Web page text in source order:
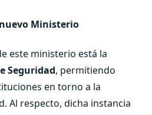
Ministerio
este ministerio está la
Seguridad, permitiendo
en torno a la
Al respecto, dicha instancia